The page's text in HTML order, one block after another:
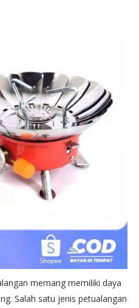
memang memiliki daya
Salah satu jenis petualangan